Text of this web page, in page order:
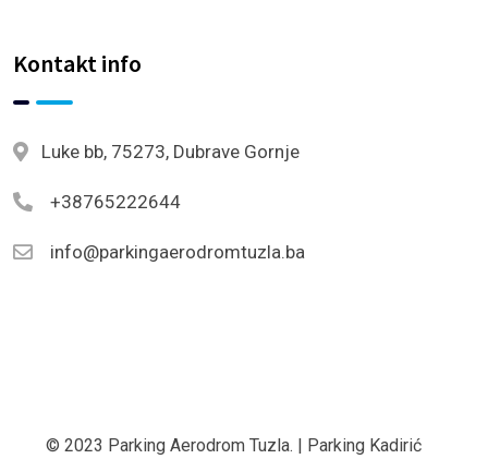
Kontakt info
Luke bb, 75273, Dubrave Gornje
+38765222644
info@parkingaerodromtuzla.ba
© 2023 Parking Aerodrom Tuzla. | Parking Kadirić